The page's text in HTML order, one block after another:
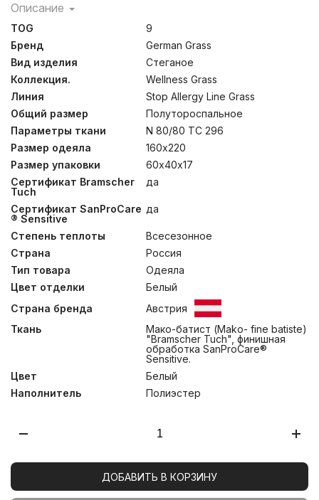
Описание
Разработанные ткачами города Бра́мше в Германии
способы финишной обработки тканей известны
производителям во всем мире уже второе столетие и
отмечены знаком «Bramscher Tuch», который является
своеобразным знаком качества в этой индустрии.
Супертонкий мако-батист (Mako- fine batiste) из 100%
египетского хлопка, прошедшего финишную
обработку SanProCare® Sensitive позволяет достичь
ткани состояния «пуховой мягкости». Сертификат
OEKO-TEX® Standard 100 – это стандарт
безопасности текстильных изделий. В постельных
принадлежностях с 4L волокном не заводится
пылевой клещ, не распространяются грибок и плесень.
Изделие не теряет основных свойств после
длительной эксплуатации, многократных чисток и
стирок. Рекомендовано к использованию людям с
повышенными требованиями к безопасности изделий.
TOG
9
Бренд
German Grass
Вид изделия
Стеганое
Коллекция.
Wellness Grass
Линия
Stop Allergy Line Grass
Общий размер
Полутороспальное
Параметры ткани
N 80/80 TC 296
Размер одеяла
160х220
Размер упаковки
60х40х17
Сертификат Bramscher
Tuch
да
Сертификат SanProCare
® Sensitive
да
Степень теплоты
Всесезонное
Страна
Россия
Тип товара
Одеяла
Цвет отделки
Белый
Страна бренда
Австрия
Ткань
Мако-батист (Mako- fine batiste)
"Bramscher Tuch", финишная
обработка SanProCare®
Sensitive.
Цвет
Белый
Наполнитель
Полиэстер
ДОБАВИТЬ В КОРЗИНУ